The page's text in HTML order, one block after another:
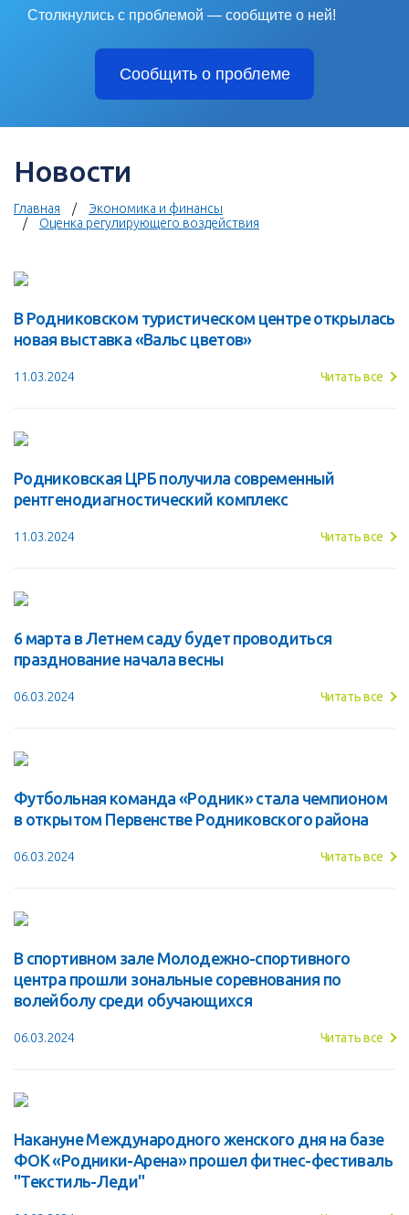
Столкнулись с проблемой — сообщите о ней!
Сообщить о проблеме
Новости
Главная
Экономика и финансы
Оценка регулирующего воздействия
В Родниковском туристическом центре открылась
новая выставка «Вальс цветов»
11.03.2024 Читать все
Родниковская ЦРБ получила современный
рентгенодиагностический комплекс
11.03.2024 Читать все
6 марта в Летнем саду будет проводиться
празднование начала весны
06.03.2024 Читать все
Футбольная команда «Родник» стала чемпионом
в открытом Первенстве Родниковского района
06.03.2024 Читать все
В спортивном зале Молодежно-спортивного
центра прошли зональные соревнования по
волейболу среди обучающихся
06.03.2024 Читать все
Накануне Международного женского дня на базе
ФОК «Родники-Арена» прошел фитнес-фестиваль
"Текстиль-Леди"